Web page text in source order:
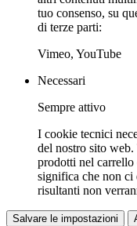
tuo consenso, su
di terze parti:
Vimeo, YouTube
Necessari
Sempre attivo
I cookie tecnici
del nostro sito
prodotti nel carrello
significa che non ci
risultanti non
Salvare le impostazioni